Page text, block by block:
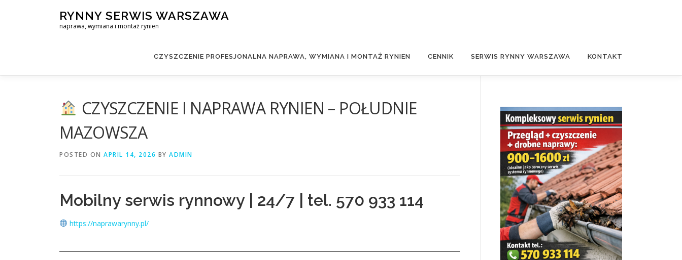
RYNNY SERWIS WARSZAWA
naprawa, wymiana i montaż rynien
CZYSZCZENIE PROFESJONALNA NAPRAWA, WYMIANA I MONTAŻ RYNIEN CENNIK SERWIS RYNNY WARSZAWA KONTAKT
CZYSZCZENIE I NAPRAWA RYNIEN – POŁUDNIE
MAZOWSZA
POSTED ON APRIL 14, 2026 BY ADMIN
Mobilny serwis rynnowy | 24/7 | tel. 570 933 114
https://naprawarynny.pl/